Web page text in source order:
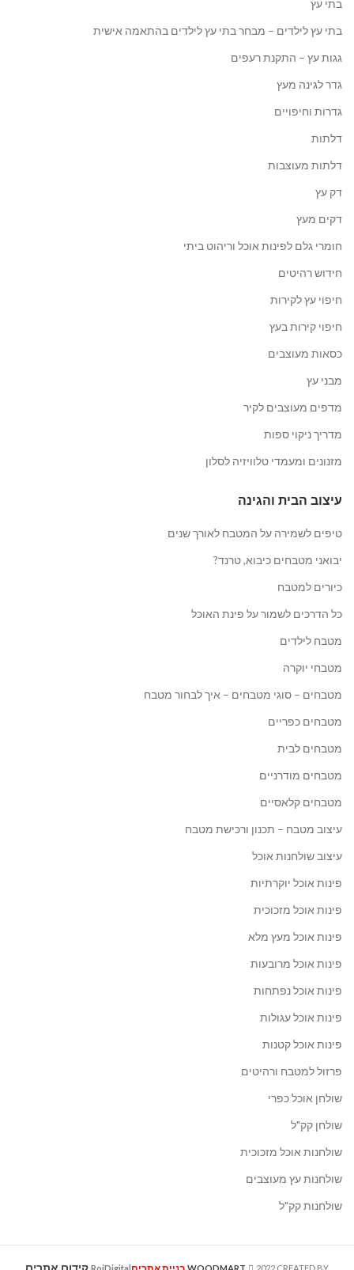
בתי עץ
בתי עץ לילדים – מבחר בתי עץ לילדים בהתאמה אישית
גגות עץ – התקנת רעפים
גדר לגינה מעץ
גדרות וחיפויים
דלתות
דלתות מעוצבות
דק עץ
דקים מעץ
חומרי גלם לפינות אוכל וריהוט ביתי
חידוש רהיטים
חיפוי עץ לקירות
חיפוי קירות בעץ
כסאות מעוצבים
מבני עץ
מדפים מעוצבים לקיר
מדריך ניקוי ספות
מזנונים ומעמדי טלוויזיה לסלון
עיצוב הבית והגינה
טיפים לשמירה על המטבח לאורך שנים
יבואני מטבחים כיבוא, טרנד?
כיורים למטבח
כל הדרכים לשמור על פינת האוכל
מטבח לילדים
מטבחי יוקרה
מטבחים – סוגי מטבחים – איך לבחור מטבח
מטבחים כפריים
מטבחים לבית
מטבחים מודרניים
מטבחים קלאסיים
עיצוב מטבח – תכנון ורכישת מטבח
עיצוב שולחנות אוכל
פינות אוכל יוקרתיות
פינות אוכל מזכוכית
פינות אוכל מעץ מלא
פינות אוכל מרובעות
פינות אוכל נפתחות
פינות אוכל עגולות
פינות אוכל קטנות
פרזול למטבח ורהיטים
שולחן אוכל כפרי
שולחן קק"ל
שולחנות אוכל מזכוכית
שולחנות עץ מעוצבים
שולחנות קק"ל